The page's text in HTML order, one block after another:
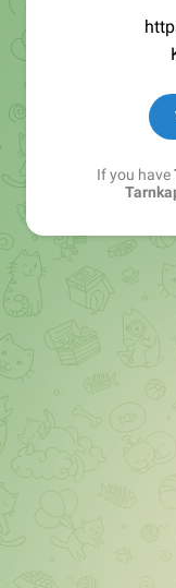
Kochen:
If you have